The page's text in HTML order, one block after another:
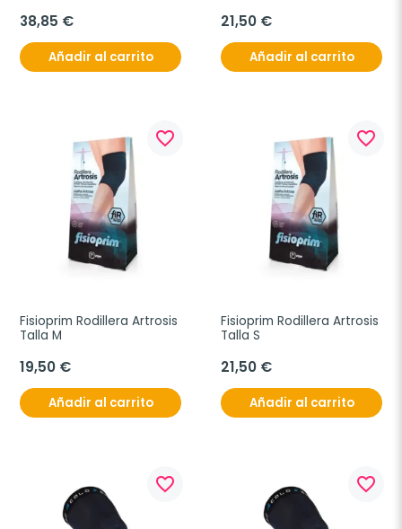
38,85 €
Añadir al carrito
21,50 €
Añadir al carrito
favorite_border
Fisioprim Rodillera Artrosis
Talla M
19,50 €
Añadir al carrito
favorite_border
Fisioprim Rodillera Artrosis
Talla S
21,50 €
Añadir al carrito
favorite_border favorite_border